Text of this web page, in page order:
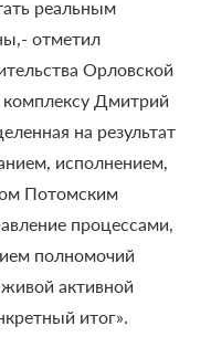
реальным
отметил
Орловской
Дмитрий
на результат
исполнением,
Потомским
процессами,
полномочий
активной
итог».